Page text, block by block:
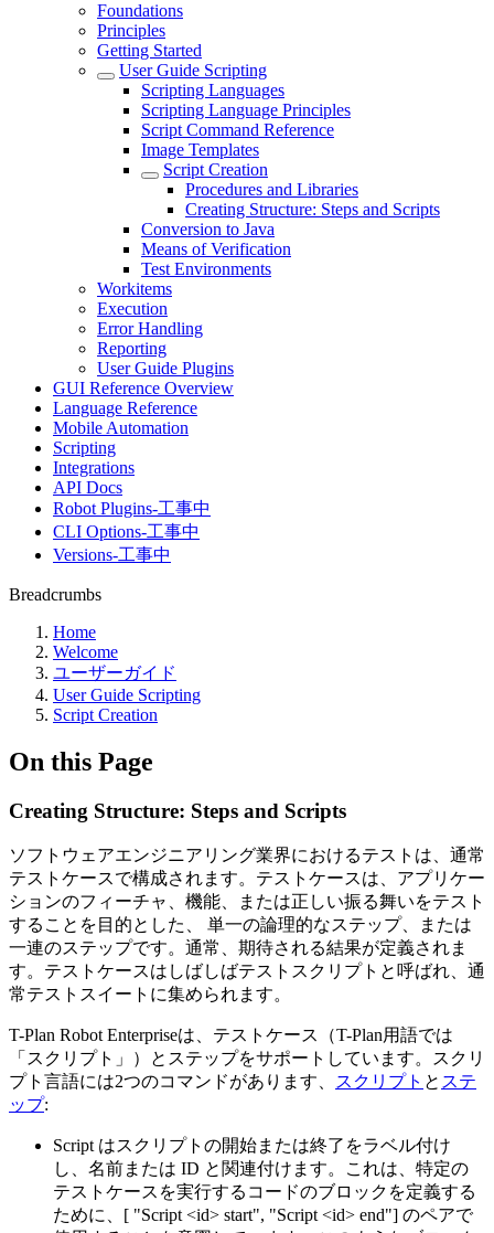
Foundations
Principles
Getting Started
User Guide Scripting
Scripting Languages
Scripting Language Principles
Script Command Reference
Image Templates
Script Creation
Procedures and Libraries
Creating Structure: Steps and Scripts
Conversion to Java
Means of Verification
Test Environments
Workitems
Execution
Error Handling
Reporting
User Guide Plugins
GUI Reference Overview
Language Reference
Mobile Automation
Scripting
Integrations
API Docs
Robot Plugins-工事中
CLI Options-工事中
Versions-工事中
Breadcrumbs
Home
Welcome
ユーザーガイド
User Guide Scripting
Script Creation
On this Page
Creating Structure: Steps and Scripts
ソフトウェアエンジニアリング業界におけるテストは、通常
テストケースで構成されます。テストケースは、アプリケー
ションのフィーチャ、機能、または正しい振る舞いをテスト
することを目的とした、 単一の論理的なステップ、または
一連のステップです。通常、期待される結果が定義されま
す。テストケースはしばしばテストスクリプトと呼ばれ、通
常テストスイートに集められます。
T-Plan Robot Enterpriseは、テストケース（T-Plan用語では
「スクリプト」）とステップをサポートしています。スクリ
プト言語には2つのコマンドがあります、
スクリプト と ステ
ップ:
Script はスクリプトの開始または終了をラベル付け
し、名前または ID と関連付けます。これは、特定の
テストケースを実行するコードのブロックを定義する
ために、[ "Script <id> start", "Script <id> end"] のペアで